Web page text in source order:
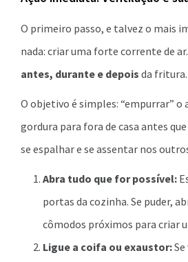
O primeiro passo, e talvez o mais
nada: criar uma forte corrente de
antes, durante e depois da fritura.
O objetivo é simples: “empurrar” o
gordura para fora de casa antes
se espalhar e se assentar nos
Abra tudo que for possível:
portas da cozinha. Se puder,
cômodos próximos para criar
Ligue a coifa ou exaustor: